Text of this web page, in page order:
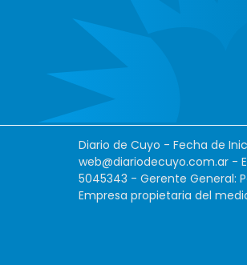
Diario de Cuyo - Fecha de
web@diariodecuyo.com.ar -
5045343 - Gerente General:
Empresa propietaria del medio